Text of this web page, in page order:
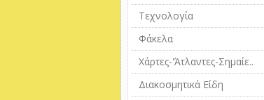
Τεχνολογία
Φάκελα
Χάρτες-'Άτλαντες-Σημαίε..
Διακοσμητικά Είδη